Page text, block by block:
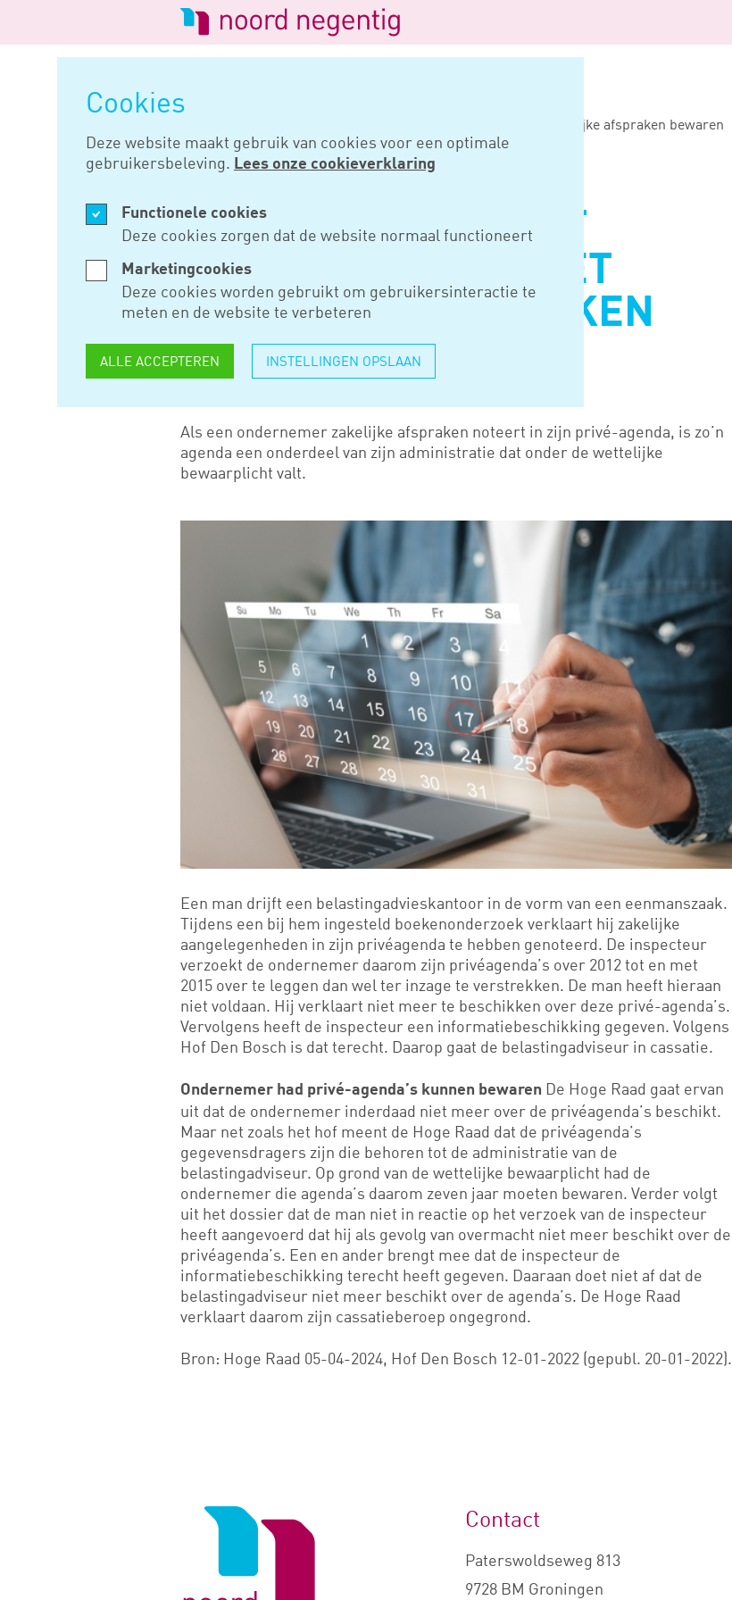
Cookies
Deze website maakt gebruik van cookies voor een optimale
gebruikersbeleving. Lees onze cookieverklaring
Functionele cookies
Deze cookies zorgen dat de website normaal functioneert
Marketingcookies
Deze cookies worden gebruikt om gebruikersinteractie te
meten en de website te verbeteren
ALLE ACCEPTEREN INSTELLINGEN OPSLAAN
Logo
van
Noord
Negentig
Ondernemer moet privé-agenda’s met zakelijke afspraken bewaren
APR 10, 2024
ONDERNEMER MOET
PRIVÉ-AGENDA’S MET
ZAKELIJKE AFSPRAKEN
BEWAREN
Als een ondernemer zakelijke afspraken noteert in zijn privé-agenda, is zo’n
agenda een onderdeel van zijn administratie dat onder de wettelijke
bewaarplicht valt.
Een man drijft een belastingadvieskantoor in de vorm van een eenmanszaak.
Tijdens een bij hem ingesteld boekenonderzoek verklaart hij zakelijke
aangelegenheden in zijn privéagenda te hebben genoteerd. De inspecteur
verzoekt de ondernemer daarom zijn privéagenda’s over 2012 tot en met
2015 over te leggen dan wel ter inzage te verstrekken. De man heeft hieraan
niet voldaan. Hij verklaart niet meer te beschikken over deze privé-agenda’s.
Vervolgens heeft de inspecteur een informatiebeschikking gegeven. Volgens
Hof Den Bosch is dat terecht. Daarop gaat de belastingadviseur in cassatie.
Ondernemer had privé-agenda’s kunnen bewaren De Hoge Raad gaat ervan
uit dat de ondernemer inderdaad niet meer over de privéagenda’s beschikt.
Maar net zoals het hof meent de Hoge Raad dat de privéagenda’s
gegevensdragers zijn die behoren tot de administratie van de
belastingadviseur. Op grond van de wettelijke bewaarplicht had de
ondernemer die agenda’s daarom zeven jaar moeten bewaren. Verder volgt
uit het dossier dat de man niet in reactie op het verzoek van de inspecteur
heeft aangevoerd dat hij als gevolg van overmacht niet meer beschikt over de
privéagenda’s. Een en ander brengt mee dat de inspecteur de
informatiebeschikking terecht heeft gegeven. Daaraan doet niet af dat de
belastingadviseur niet meer beschikt over de agenda’s. De Hoge Raad
verklaart daarom zijn cassatieberoep ongegrond.
Bron: Hoge Raad 05-04-2024, Hof Den Bosch 12-01-2022 (gepubl. 20-01-2022).
Logo
Contact
Paterswoldseweg 813
9728 BM Groningen